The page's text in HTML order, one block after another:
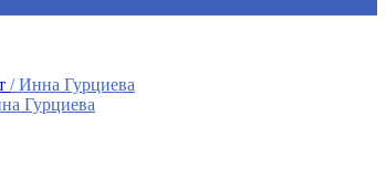
/ Инна Гурциева
Гурциева